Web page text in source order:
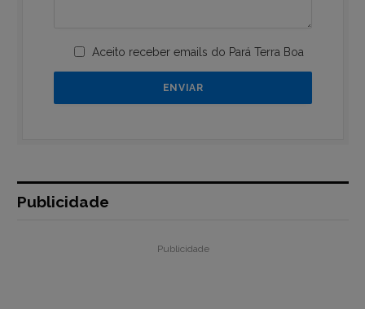
Aceito receber emails do Pará Terra Boa
Publicidade
Publicidade